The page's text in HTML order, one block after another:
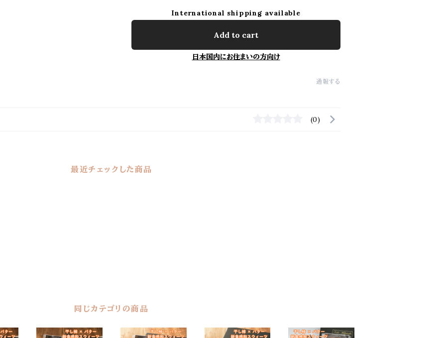
International shipping available
Add to cart
日本国内にお住まいの方向け
通報する
(0)
最近チェックした商品
同じカテゴリの商品